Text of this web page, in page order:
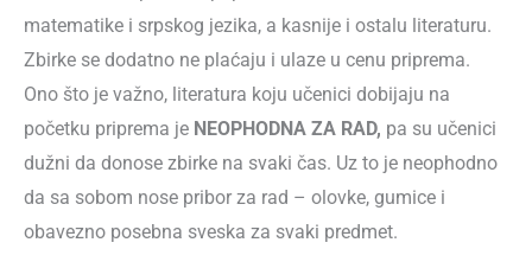
matematike i srpskog jezika, a kasnije i ostalu literaturu.
Zbirke se dodatno ne plaćaju i ulaze u cenu priprema.
Ono što je važno, literatura koju učenici dobijaju na
početku priprema je NEOPHODNA ZA RAD, pa su učenici
dužni da donose zbirke na svaki čas. Uz to je neophodno
da sa sobom nose pribor za rad – olovke, gumice i
obavezno posebna sveska za svaki predmet.